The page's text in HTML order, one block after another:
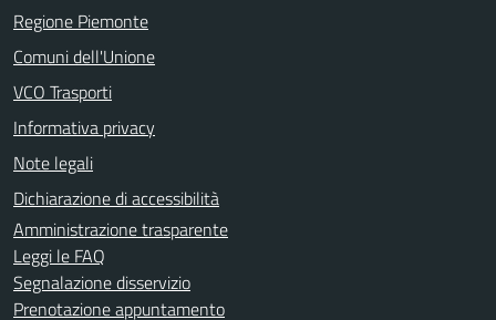
Regione Piemonte
Comuni dell'Unione
VCO Trasporti
Informativa privacy
Note legali
Dichiarazione di accessibilità
Amministrazione trasparente
Leggi le FAQ
Segnalazione disservizio
Prenotazione appuntamento